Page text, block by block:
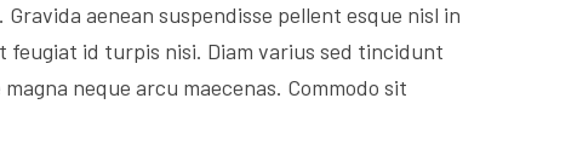
aenean suspendisse pellent esque nisl in
feugiat id turpis nisi. Diam varius sed tincidunt
neque arcu maecenas. Commodo sit